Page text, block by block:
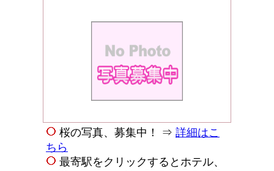
桜の写真、募集中！ ⇒ 詳細はこ
ちら
最寄駅をクリックするとホテル、